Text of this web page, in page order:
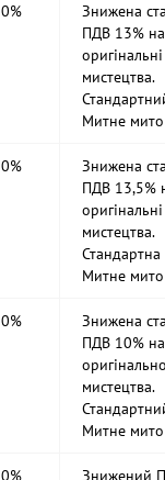
0%
Знижена
ПДВ 13% на
мистецтва.
Митне
0%
Знижена
ПДВ 13,5%
мистецтва.
Митне
0%
Знижена
ПДВ 10% на
мистецтва.
Митне